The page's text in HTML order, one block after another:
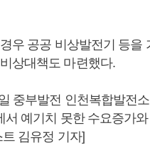
우 공공 비상발전기 등을
상대책도 마련했다.
중부발전 인천복합발전
예기치 못한 수요증가
김유정 기자]